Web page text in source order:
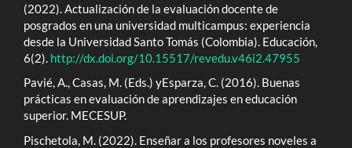
(2022). Actualización de la evaluación docente de
posgrados en una universidad multicampus: experiencia
desde la Universidad Santo Tomás (Colombia). Educación,
6(2). http://dx.doi.org/10.15517/revedu.v46i2.47955
Pavié, A., Casas, M. (Eds.) yEsparza, C. (2016). Buenas
prácticas en evaluación de aprendizajes en educación
superior. MECESUP.
Pischetola, M. (2022). Enseñar a los profesores noveles a